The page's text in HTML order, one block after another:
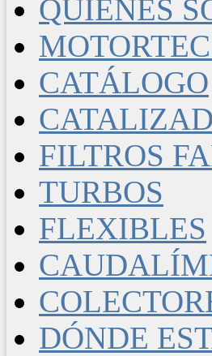
QUIÉNES
CATÁLOGO
FILTROS
TURBOS
FLEXIBLES
DÓNDE